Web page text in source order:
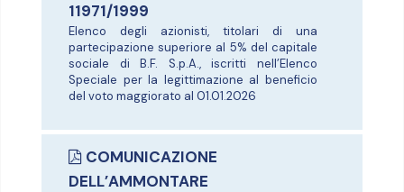
11971/1999
Elenco degli azionisti, titolari di una
partecipazione superiore al 5% del capitale
sociale di B.F. S.p.A., iscritti nell’Elenco
Speciale per la legittimazione al beneficio
del voto maggiorato al 01.01.2026
COMUNICAZIONE
DELL’AMMONTARE